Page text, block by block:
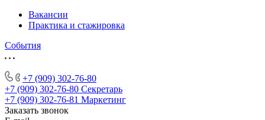
Вакансии
Практика и стажировка
События
+7 (909) 302-76-80
+7 (909) 302-76-80 Секретарь
+7 (909) 302-76-81 Маркетинг
Заказать звонок